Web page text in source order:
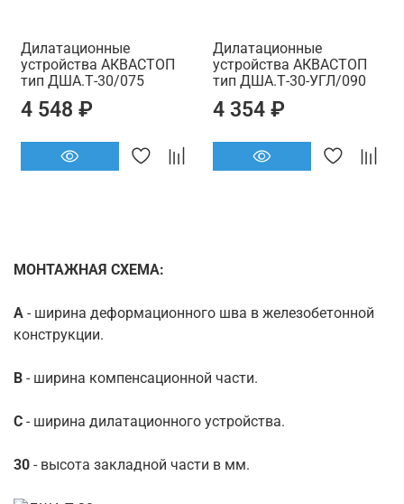
Дилатационные
устройства АКВАСТОП
тип ДША.Т-30/075
4 548 ₽
Дилатационные
устройства АКВАСТОП
тип ДША.Т-30-УГЛ/090
4 354 ₽
МОНТАЖНАЯ СХЕМА:
А - ширина деформационного шва в железобетонной
конструкции.
B - ширина компенсационной части.
C - ширина дилатационного устройства.
30 - высота закладной части в мм.